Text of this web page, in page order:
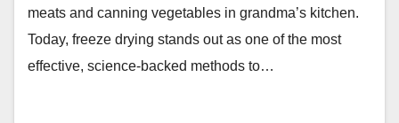
meats and canning vegetables in grandma’s kitchen.
Today, freeze drying stands out as one of the most
effective, science-backed methods to…